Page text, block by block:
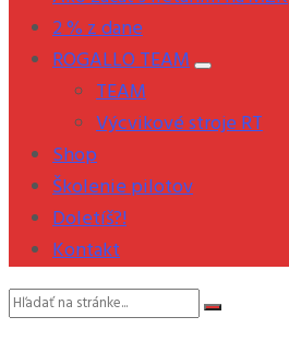
2 % z dane
ROGALLO TEAM
TEAM
Výcvikové stroje RT
Shop
Školenie pilotov
Doletíš?!
Kontakt
Vyhľadávanie: